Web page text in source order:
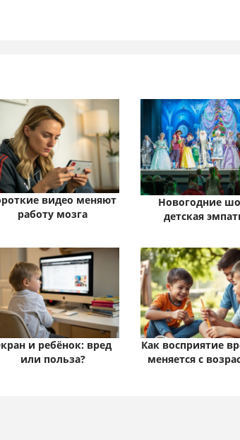
видео меняют
работу мозга
Новогодние
детская
и ребёнок: вред
или польза?
Как восприятие
меняется с